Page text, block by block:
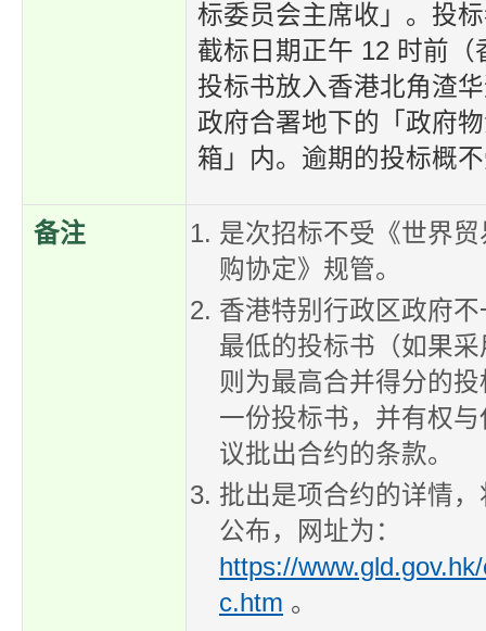
标委员会主席收」。投
截标日期正午 12 时前（
投标书放入香港北角渣
政府合署地下的「政府
箱」内。逾期的投标概
备注
是次招标不受《世界
购协定》规管。
香港特别行政区政府
最低的投标书（如果
则为最高合并得分的
一份投标书，并有权
议批出合约的条款。
批出是项合约的详情
公布，网址为：
https://
c.htm 。